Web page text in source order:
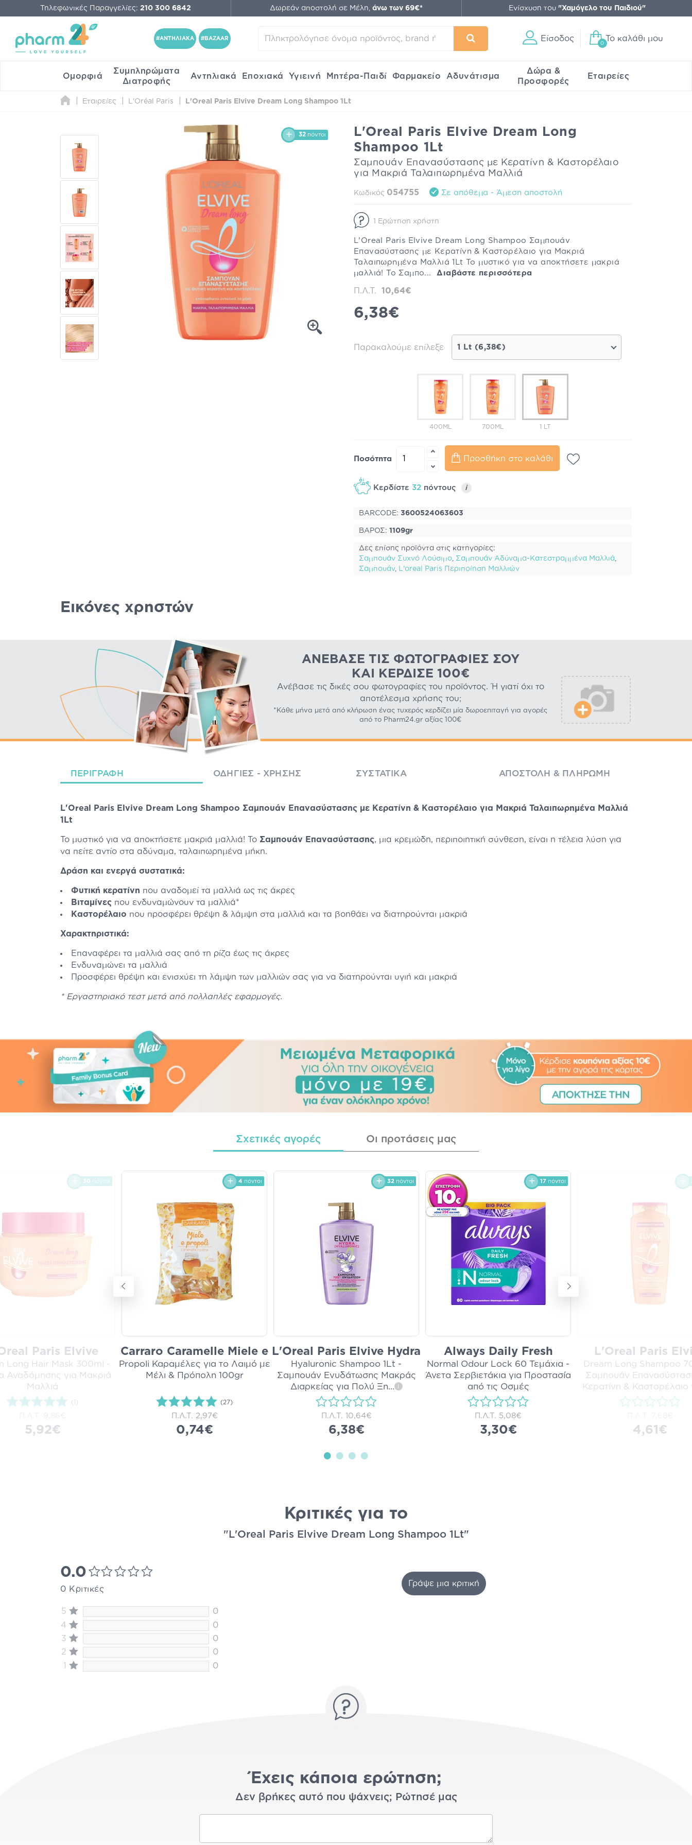
Τηλεφωνικές Παραγγελίες: 210 300 6842 Δωρεάν αποστολή σε Μέλη, άνω των 69€* Ενίσχυση του "Χαμόγελο του Παιδιού"
#ΑΝΤΗΛΙΑΚΑ #BAZAAR Είσοδος
0
Το καλάθι μου
Ομορφιά
Συμπληρώματα
Διατροφής
Αντηλιακά Εποχιακά Υγιεινή Μητέρα-Παιδί Φαρμακείο Αδυνάτισμα
Δώρα &
Προσφορές
Εταιρείες
Εταιρείες L'Oréal Paris L'Oreal Paris Elvive Dream Long Shampoo 1Lt
32 πόντοι
L'Oreal Paris Elvive Dream Long
Shampoo 1Lt
Σαμπουάν Επανασύστασης με Κερατίνη & Καστορέλαιο
για Μακριά Ταλαιπωρημένα Μαλλιά
Κωδικός 054755 Σε απόθεμα - Άμεση αποστολή
1 Ερώτηση χρήστη
L'Oreal Paris Elvive Dream Long Shampoo Σαμπουάν
Επανασύστασης με Κερατίνη & Καστορέλαιο για Μακριά
Ταλαιπωρημένα Μαλλιά 1Lt To μυστικό για να αποκτήσετε μακριά
μαλλιά! Το Σαμπο...Διαβάστε περισσότερα
Π.Λ.Τ. 10,64€
6,38€
Παρακαλούμε επίλεξε 1 Lt (6,38€)
400ML 700ML 1 LT
Ποσότητα Προσθήκη στο καλάθι
Κερδίστε 32 πόντους i
BARCODE: 3600524063603
ΒΑΡΟΣ: 1109gr
Δες επίσης προϊόντα στις κατηγορίες:
Σαμπουάν Συχνό Λούσιμο Σαμπουάν Αδύναμα-Κατεστραμμένα Μαλλιά
Σαμπουάν, L'oreal Paris Περιποίηση Μαλλιών
Εικόνες χρηστών
ΑΝΈΒΑΣΕ ΤΙΣ ΦΩΤΟΓΡΑΦΊΕΣ ΣΟΥ
ΚΑΙ ΚΈΡΔΙΣΕ 100€
Ανέβασε τις δικές σου φωτογραφίες του προϊόντος. Ή γιατί όχι το
αποτέλεσμα χρήσης του;
*Κάθε μήνα μετά από κλήρωση ένας τυχερός κερδίζει μία δωροεπιταγή για αγορές
από το Pharm24.gr αξίας 100€
ΠΕΡΙΓΡΑΦΉ ΟΔΗΓΊΕΣ - ΧΡΉΣΗΣ ΣΥΣΤΑΤΙΚΆ ΑΠΟΣΤΟΛΉ & ΠΛΗΡΩΜΉ
L'Oreal
Paris Elvive Dream Long Shampoo Σαμπουάν Επανασύστασης με Κερατίνη & Καστορέλαιο για Μακριά Ταλαιπωρημένα Μαλλιά
1Lt
To μυστικό για να αποκτήσετε μακριά μαλλιά! Το Σαμπουάν Επανασύστασης, μια κρεμώδη, περιποιητική σύνθεση, είναι η τέλεια λύση για
να πείτε αντίο στα αδύναμα, ταλαιπωρημένα μήκη.
Δράση και ενεργά συστατικά:
Φυτική κερατίνη που αναδομεί τα μαλλιά ως τις άκρες
Bιταμίνες που ενδυναμώνουν τα μαλλιά*
Kαστορέλαιο που προσφέρει θρέψη & λάμψη στα μαλλιά και τα βοηθάει να διατηρούνται μακριά
Χαρακτηριστικά:
Επαναφέρει τα μαλλιά σας από τη ρίζα έως τις άκρες
Ενδυναμώνει τα μαλλιά
Προσφέρει θρέψη και ενισχύει τη λάμψη των μαλλιών σας για να διατηρούνται υγιή και μακριά
* Εργαστηριακό τεστ μετά από πολλαπλές εφαρμογές.
Σχετικές αγορές Οι προτάσεις μας
30 πόντοι
Paris Elvive
Long Hair Mask 300ml -
Αναδόμησης για Μακριά
Μαλλιά
(1)
5,92€
4 πόντοι
Carraro Caramelle Miele e
Propoli Καραμέλες για το Λαιμό με
Μέλι & Πρόπολη 100gr
(27)
Π.Λ.Τ. 2,97€
0,74€
32 πόντοι
L'Oreal Paris Elvive Hydra
Hyaluronic Shampoo 1Lt -
Σαμπουάν Ενυδάτωσης Μακράς
Διαρκείας για Πολύ Ξη... i
Π.Λ.Τ. 10,64€
6,38€
17 πόντοι
Always Daily Fresh
Normal Odour Lock 60 Τεμάχια -
Άνετα Σερβιετάκια για Προστασία
από τις Οσμές
Π.Λ.Τ. 5,08€
3,30€
L'Oreal Paris
Dream Long Shampoo
Σαμπουάν
Κερατίνη & Καστορέλαιο
4,61€
Κριτικές για το
"L'Oreal Paris Elvive Dream Long Shampoo 1Lt"
0.0
0 Κριτικές
5
0
4
0
3
0
2
0
1
0
Γράψε μια κριτική
Έχεις κάποια ερώτηση;
Δεν βρήκες αυτό που ψάχνεις; Ρώτησέ μας